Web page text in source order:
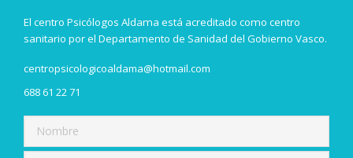
El centro Psicólogos Aldama está acreditado como centro
sanitario por el Departamento de Sanidad del Gobierno Vasco.
centropsicologicoaldama@hotmail.com
688 61 22 71